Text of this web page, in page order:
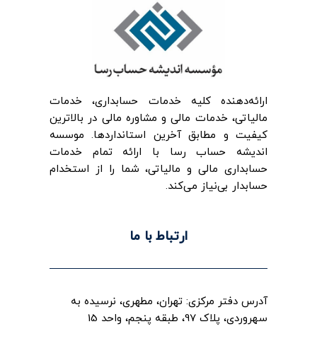
ارائه‌‌دهنده کلیه خدمات حسابداری، خدمات
مالیاتی، خدمات مالی و مشاوره مالی در بالاترین
کیفیت و مطابق آخرین استانداردها. موسسه
اندیشه حساب رسا با ارائه تمام خدمات
حسابداری مالی و مالیاتی، شما را از استخدام
حسابدار بی‌نیاز می‌کند.
ارتباط با ما
آدرس دفتر مرکزی: تهران، مطهری، نرسیده به
سهروردی، پلاک 97، طبقه پنجم، واحد 15